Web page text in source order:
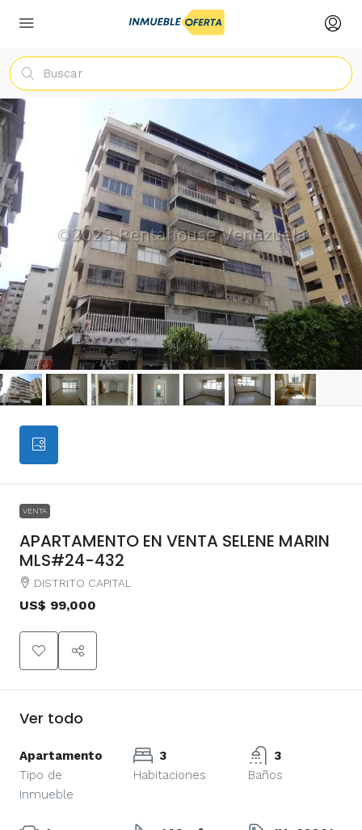
VENTA
APARTAMENTO EN VENTA SELENE MARIN
MLS#24-432
DISTRITO CAPITAL
US$ 99,000
Ver todo
Apartamento
Tipo de
Inmueble
3
Habitaciones
3
Baños